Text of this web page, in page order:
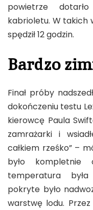
powietrze
kabrioletu. W takich
spędził 12 godzin.
Bardzo
Finał próby
dokończeniu testu
kierowcę Paula
zamrażarki i
całkiem rześko” –
było kompletnie
temperatura
pokryte było
warstwę lodu.